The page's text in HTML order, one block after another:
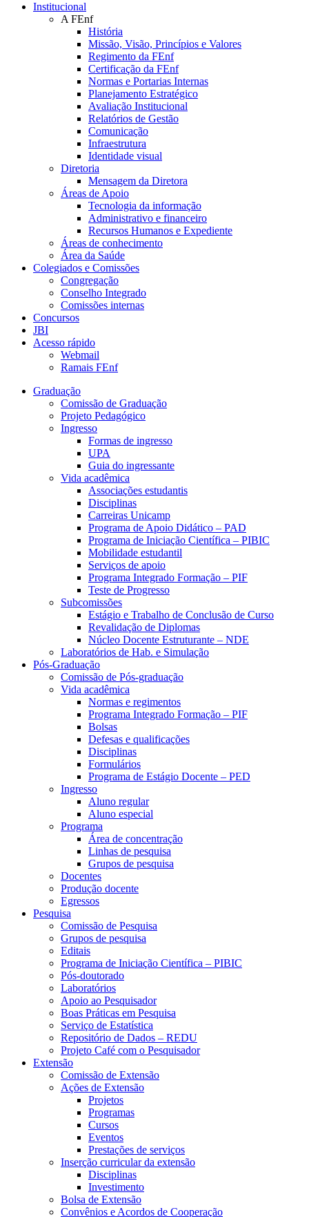
Institucional
A FEnf
História
Missão, Visão, Princípios e Valores
Regimento da FEnf
Certificação da FEnf
Normas e Portarias Internas
Planejamento Estratégico
Avaliação Institucional
Relatórios de Gestão
Comunicação
Infraestrutura
Identidade visual
Diretoria
Mensagem da Diretora
Áreas de Apoio
Tecnologia da informação
Administrativo e financeiro
Recursos Humanos e Expediente
Áreas de conhecimento
Área da Saúde
Colegiados e Comissões
Congregação
Conselho Integrado
Comissões internas
Concursos
JBI
Acesso rápido
Webmail
Ramais FEnf
Graduação
Comissão de Graduação
Projeto Pedagógico
Ingresso
Formas de ingresso
UPA
Guia do ingressante
Vida acadêmica
Associações estudantis
Disciplinas
Carreiras Unicamp
Programa de Apoio Didático – PAD
Programa de Iniciação Científica – PIBIC
Mobilidade estudantil
Serviços de apoio
Programa Integrado Formação – PIF
Teste de Progresso
Subcomissões
Estágio e Trabalho de Conclusão de Curso
Revalidação de Diplomas
Núcleo Docente Estruturante – NDE
Laboratórios de Hab. e Simulação
Pós-Graduação
Comissão de Pós-graduação
Vida acadêmica
Normas e regimentos
Programa Integrado Formação – PIF
Bolsas
Defesas e qualificações
Disciplinas
Formulários
Programa de Estágio Docente – PED
Ingresso
Aluno regular
Aluno especial
Programa
Área de concentração
Linhas de pesquisa
Grupos de pesquisa
Docentes
Produção docente
Egressos
Pesquisa
Comissão de Pesquisa
Grupos de pesquisa
Editais
Programa de Iniciação Científica – PIBIC
Pós-doutorado
Laboratórios
Apoio ao Pesquisador
Boas Práticas em Pesquisa
Serviço de Estatística
Repositório de Dados – REDU
Projeto Café com o Pesquisador
Extensão
Comissão de Extensão
Ações de Extensão
Projetos
Programas
Cursos
Eventos
Prestações de serviços
Inserção curricular da extensão
Disciplinas
Investimento
Bolsa de Extensão
Convênios e Acordos de Cooperação